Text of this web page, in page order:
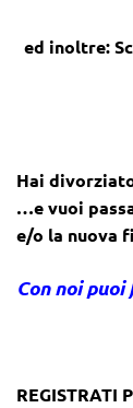
ed inoltre:
Hai
…e vuoi
e/o la nuova
Con noi
REGISTRATI